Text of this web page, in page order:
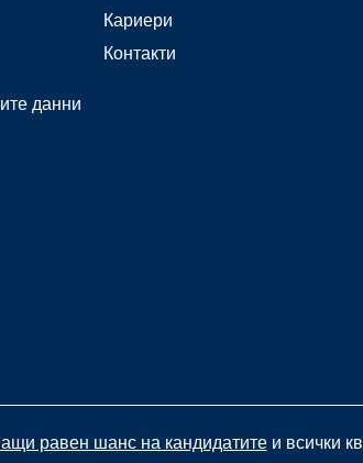
данни
Кариери
Контакти
равен шанс на кандидатитеи всички